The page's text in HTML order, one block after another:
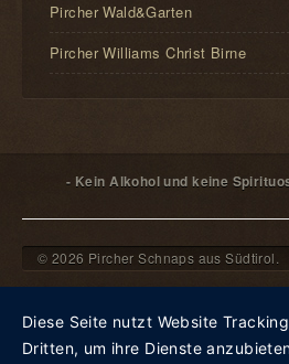
Pircher Wald&Garten
Pircher Williams Christ Birne
- Kein Alkohol und keine
© 2026 Pircher Schnaps aus Südtirol.
Diese Seite nutzt Website
Dritten, um ihre Dienste